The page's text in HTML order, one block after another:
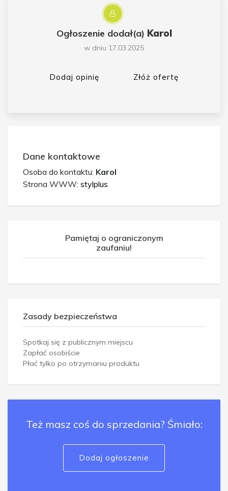
Ogłoszenie dodał(a) Karol
w dniu 17.03.2025
Dodaj opinię Złóż ofertę
Dane kontaktowe
Osoba do kontaktu: Karol
Strona WWW: stylplus
Pamiętaj o ograniczonym
zaufaniu!
Zasady bezpieczeństwa
Spotkaj się z publicznym miejscu
Zapłać osobiście
Płać tylko po otrzymaniu produktu
Też masz coś do sprzedania? Śmiało:
Dodaj ogłoszenie